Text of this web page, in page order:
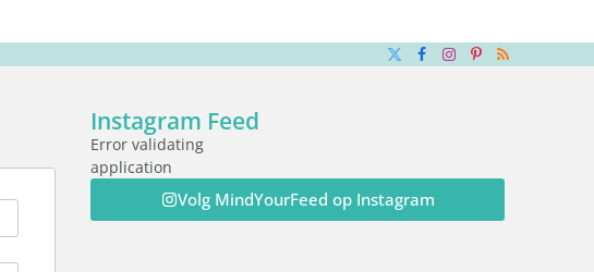
X
Facebook
Instagram
Pinterest
RSS
Instagram Feed
Error validating
application
Volg MindYourFeed op Instagram